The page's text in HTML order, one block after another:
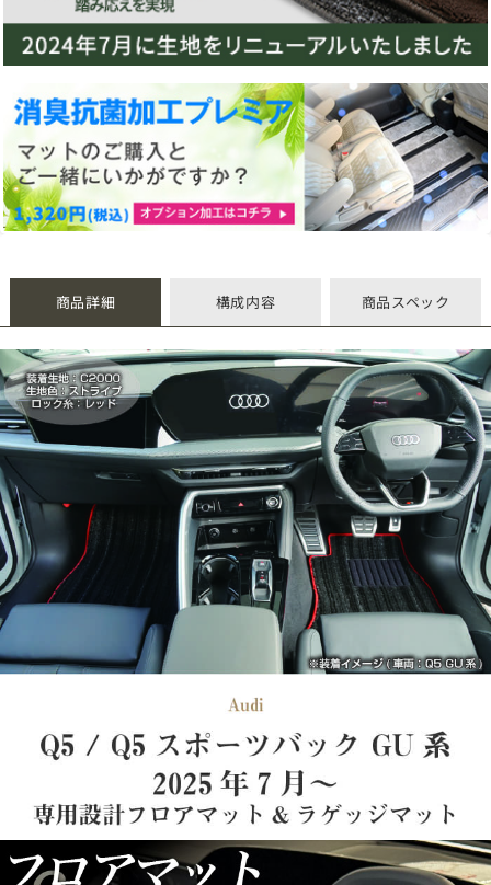
商品詳細 構成内容 商品スペック